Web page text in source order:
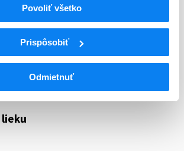
Povoliť všetko
Prispôsobiť
Odmietnuť
KRVOTVORNÉ ORGÁNY
KRVI A PERFÚZNE ROZTOKY
NA PERITONEÁLNU DIALÝZU